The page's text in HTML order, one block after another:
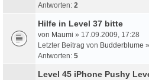
Antworten: 2
Hilfe in Level 37 bitte
von Maumi » 17.09.2009, 17:28
Letzter Beitrag von Budderblume »
Antworten: 5
Level 45 iPhone Pushy